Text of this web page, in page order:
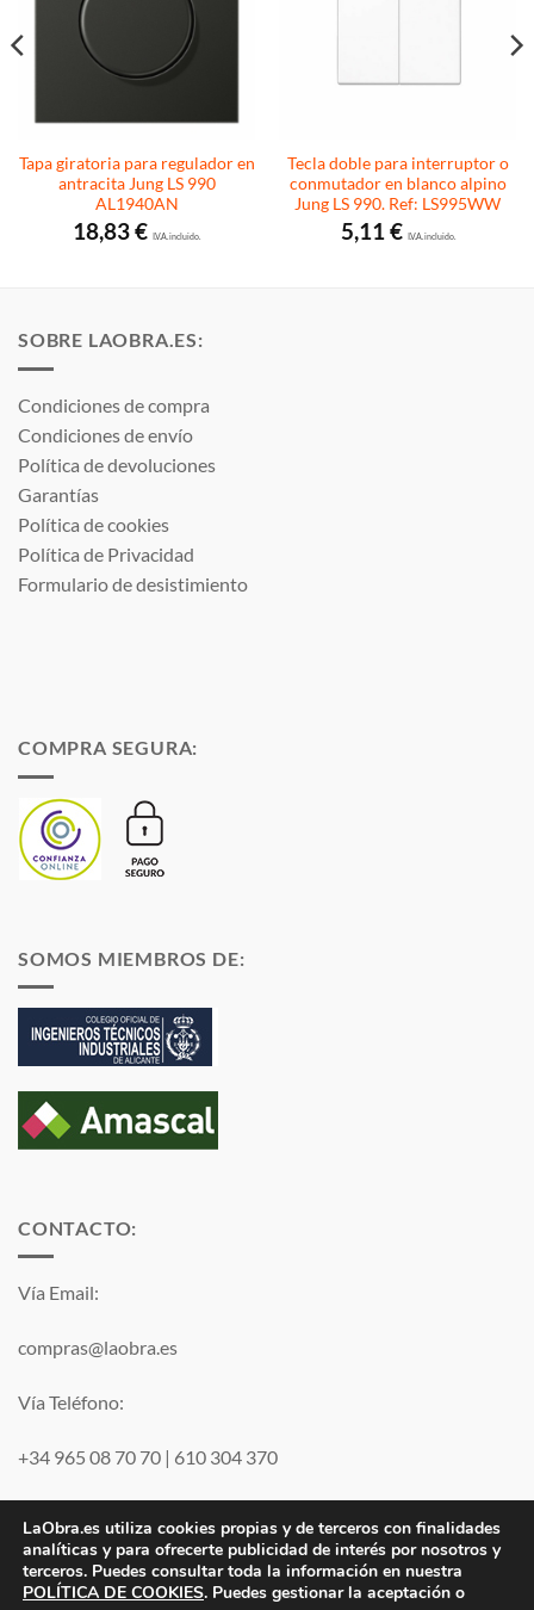
Tapa giratoria para regulador en
antracita Jung LS 990
AL1940AN
18,83€ I.V.A. incluido.
Tecla doble para interruptor o
conmutador en blanco alpino
Jung LS 990. Ref: LS995WW
5,11€I.V.A. incluido.
SOBRE LAOBRA.ES:
Condiciones de compra
Condiciones de envío
Política de devoluciones
Garantías
Política de cookies
Política de Privacidad
Formulario de desistimiento
COMPRA SEGURA:
SOMOS MIEMBROS DE:
CONTACTO:
Vía Email:
compras@laobra.es
Vía Teléfono:
+34 965 08 70 70 | 610 304 370
Visa PayPal MasterCard
LaObra.es utiliza cookies propias y de terceros con finalidades
analíticas y para ofrecerte publicidad de interés por nosotros y
terceros. Puedes consultar toda la información en nuestra
POLÍTICA DE COOKIES. Puedes gestionar la aceptación o